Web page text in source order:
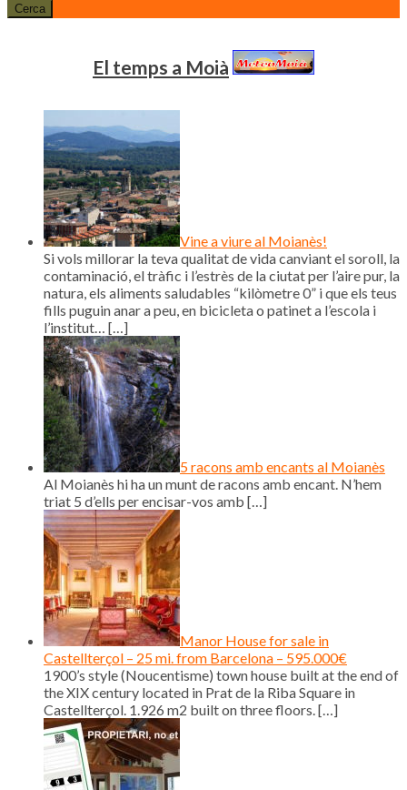
Cerca
El temps a Moià
Vine a viure al Moianès!
Si vols millorar la teva qualitat de vida canviant el soroll, la
contaminació, el tràfic i l’estrès de la ciutat per l’aire pur, la
natura, els aliments saludables “kilòmetre 0” i que els teus
fills puguin anar a peu, en bicicleta o patinet a l’escola i
l’institut… […]
5 racons amb encants al Moianès
Al Moianès hi ha un munt de racons amb encant. N’hem
triat 5 d’ells per encisar-vos amb […]
Manor House for sale in
Castellterçol – 25 mi. from Barcelona – 595.000€
1900’s style (Noucentisme) town house built at the end of
the XIX century located in Prat de la Riba Square in
Castellterçol. 1.926 m2 built on three floors.[…]